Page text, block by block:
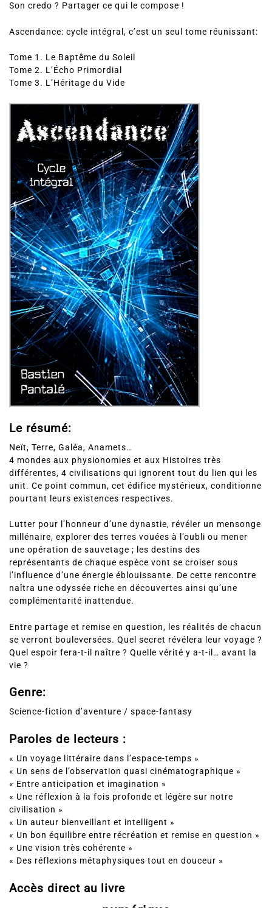
Son credo ? Partager ce qui le compose !
Ascendance: cycle intégral, c’est un seul tome réunissant:
Tome 1. Le Baptême du Soleil
Tome 2. L’Écho Primordial
Tome 3. L’Héritage du Vide
Le résumé:
Neït, Terre, Galéa, Anamets…
4 mondes aux physionomies et aux Histoires très
différentes, 4 civilisations qui ignorent tout du lien qui les
unit. Ce point commun, cet édifice mystérieux, conditionne
pourtant leurs existences respectives.
Lutter pour l’honneur d’une dynastie, révéler un mensonge
millénaire, explorer des terres vouées à l’oubli ou mener
une opération de sauvetage ; les destins des
représentants de chaque espèce vont se croiser sous
l’influence d’une énergie éblouissante. De cette rencontre
naîtra une odyssée riche en découvertes ainsi qu’une
complémentarité inattendue.
Entre partage et remise en question, les réalités de chacun
se verront bouleversées. Quel secret révélera leur voyage ?
Quel espoir fera-t-il naître ? Quelle vérité y a-t-il… avant la
vie ?
Genre:
Science-fiction d’aventure / space-fantasy
Paroles de lecteurs :
« Un voyage littéraire dans l’espace-temps »
« Un sens de l’observation quasi cinématographique »
« Entre anticipation et imagination »
« Une réflexion à la fois profonde et légère sur notre
civilisation »
« Un auteur bienveillant et intelligent »
« Un bon équilibre entre récréation et remise en question »
« Une vision très cohérente »
« Des réflexions métaphysiques tout en douceur »
Accès direct au livre